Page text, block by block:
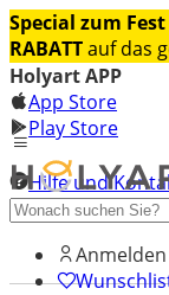
Special zum
RABATTauf das
Holyart APP
App Store
Play Store
Hilfe und
Entdecken Sie
Anmelden